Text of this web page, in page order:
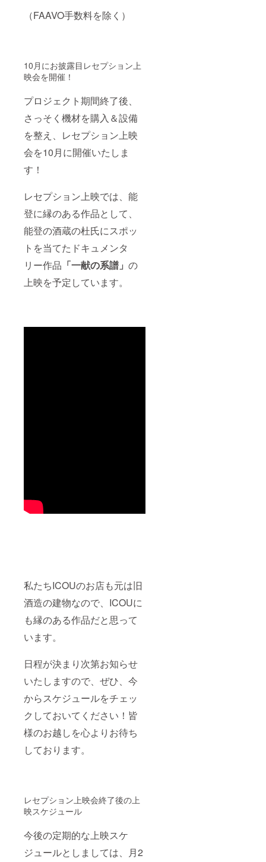
（FAAVO手数料を除く）
10月にお披露目レセプション上
映会を開催！
プロジェクト期間終了後、
さっそく機材を購入＆設備
を整え、レセプション上映
会を10月に開催いたしま
す！
レセプション上映では、能
登に縁のある作品として、
能登の酒蔵の杜氏にスポッ
トを当てたドキュメンタ
リー作品 「一献の系譜」 の
上映を予定しています。
私たちICOUのお店も元は旧
酒造の建物なので、ICOUに
も縁のある作品だと思って
います。
日程が決まり次第お知らせ
いたしますので、ぜひ、今
からスケジュールをチェッ
クしておいてください！皆
様のお越しを心よりお待ち
しております。
レセプション上映会終了後の上
映スケジュール
今後の定期的な上映スケ
ジュールとしましては、月2